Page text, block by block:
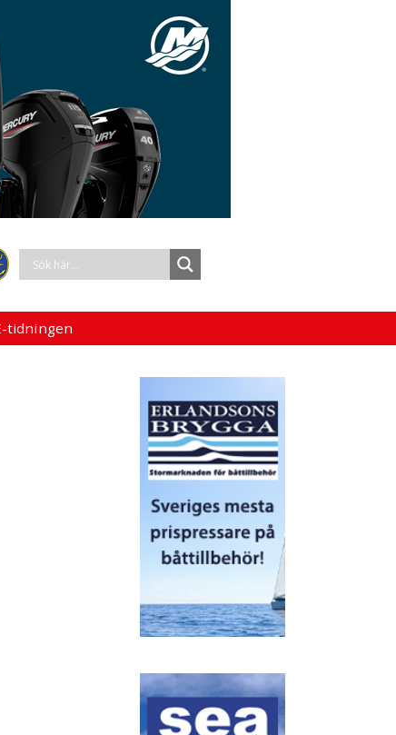
tidningen